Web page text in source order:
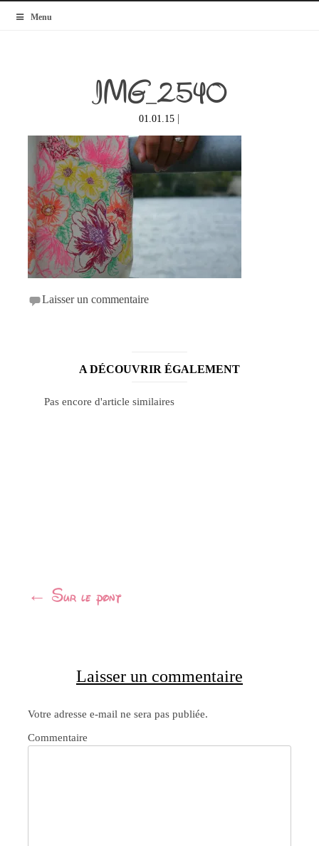
Menu
MyBlogMode
IMG_2540
01.01.15 |
Laisser un commentaire
A DÉCOUVRIR ÉGALEMENT
Pas encore d'article similaires
Navigation
← Sur le pont
Laisser un commentaire
Votre adresse e-mail ne sera pas publiée.
Commentaire